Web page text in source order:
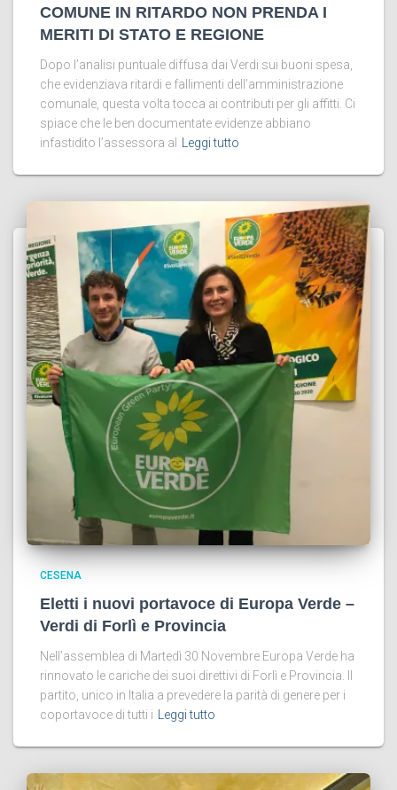
COMUNE IN RITARDO NON PRENDA I
MERITI DI STATO E REGIONE
Dopo l’analisi puntuale diffusa dai Verdi sui buoni spesa,
che evidenziava ritardi e fallimenti dell’amministrazione
comunale, questa volta tocca ai contributi per gli affitti. Ci
spiace che le ben documentate evidenze abbiano
infastidito l’assessora al
Leggi tutto
CESENA
Eletti i nuovi portavoce di Europa Verde –
Verdi di Forlì e Provincia
Nell’assemblea di Martedì 30 Novembre Europa Verde ha
rinnovato le cariche dei suoi direttivi di Forlì e Provincia. Il
partito, unico in Italia a prevedere la parità di genere per i
coportavoce di tutti i
Leggi tutto